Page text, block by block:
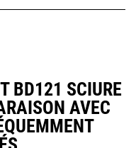
BD121 SCIURE
AVEC